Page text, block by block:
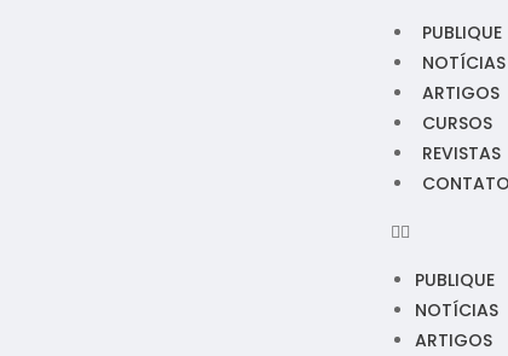
PUBLIQUE
NOTÍCIAS
ARTIGOS
CURSOS
REVISTAS
CONTATO
PUBLIQUE
NOTÍCIAS
ARTIGOS